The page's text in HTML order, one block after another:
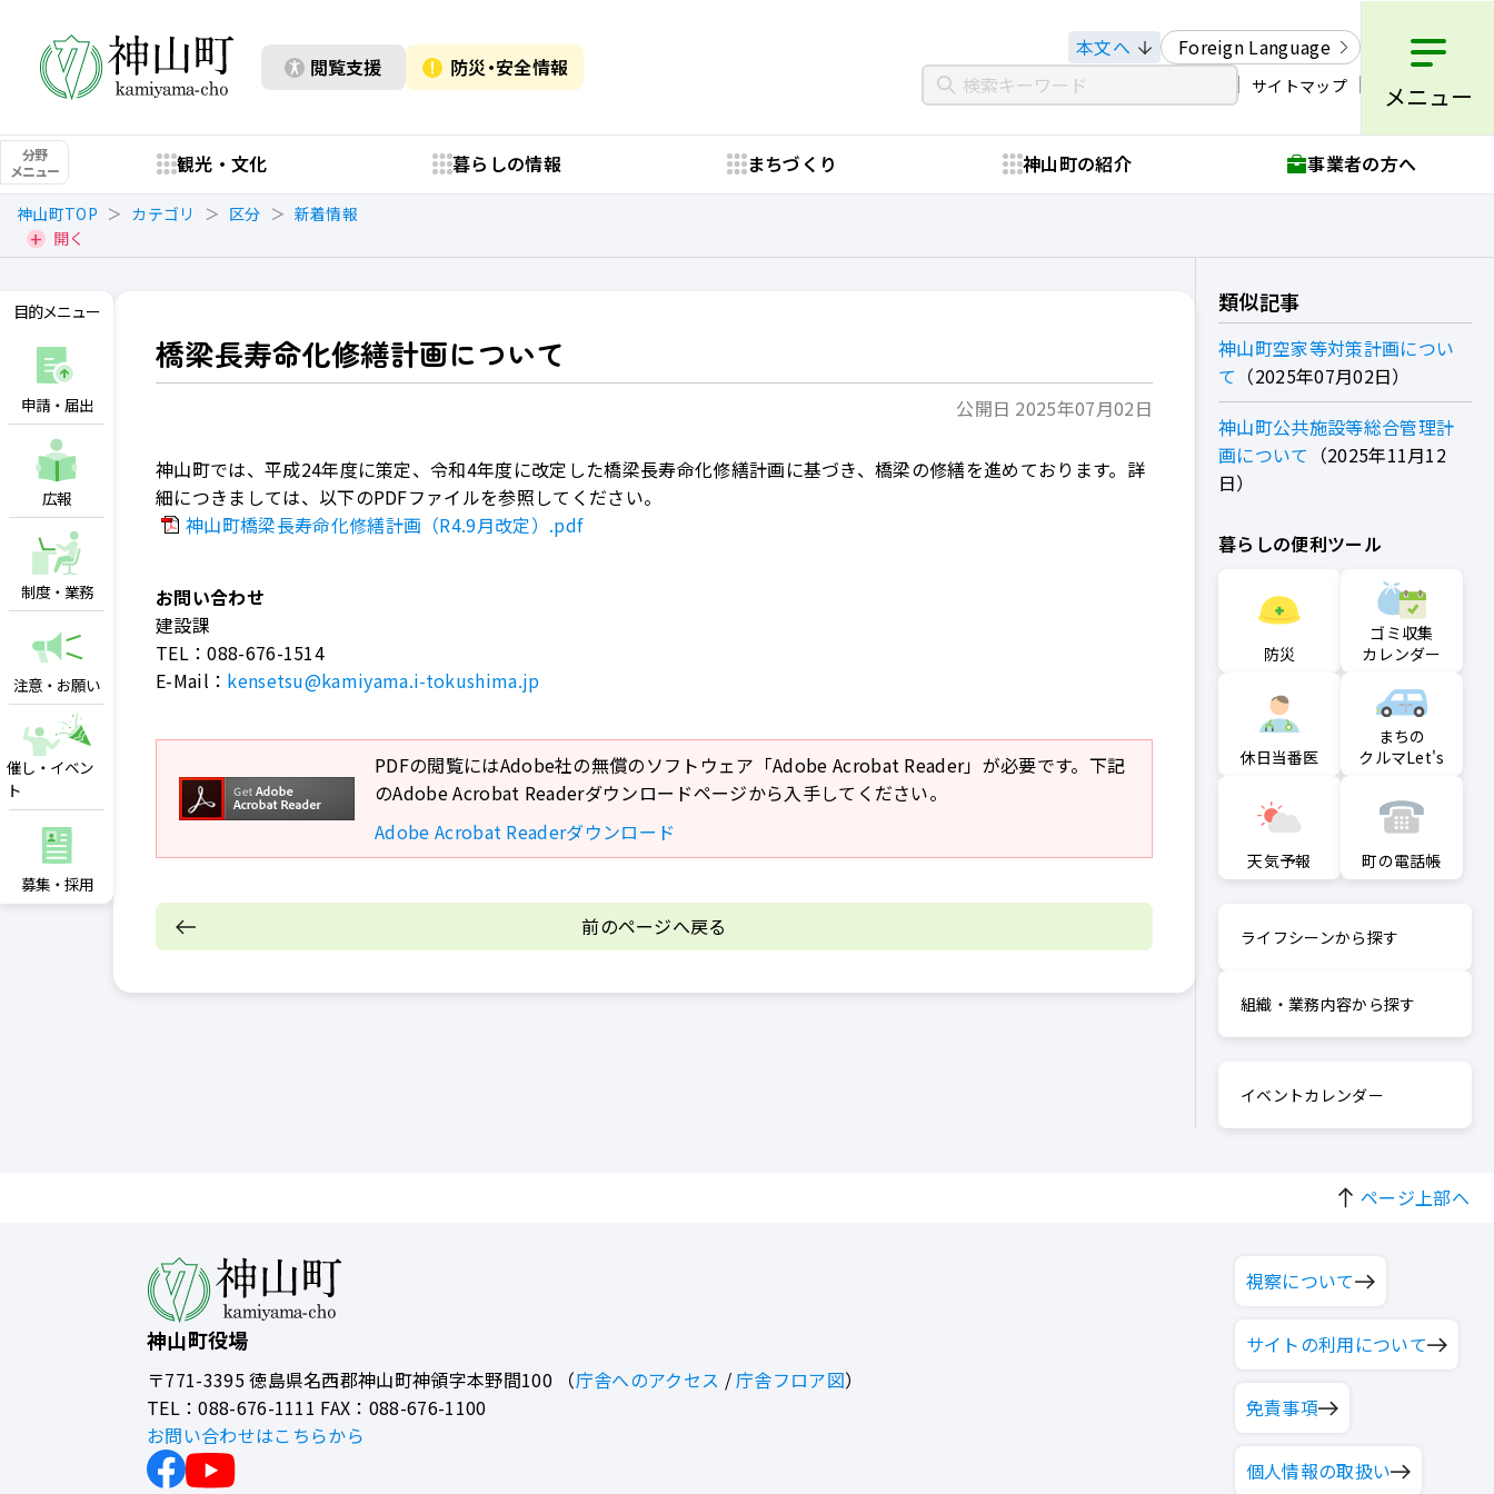
閲覧支援 防災・安全情報
本文へ Foreign Language
サイトマップ メニュー
分野
メニュー
観光・文化 暮らしの情報 まちづくり 神山町の紹介 事業者の方へ
神山町TOP カテゴリ 区分
新着情報
開く
目的メニュー
申請・届出
広報
制度・業務
注意・お願い
催し・イベン
ト
募集・採用
橋梁長寿命化修繕計画について
公開日 2025年07月02日
神山町では、平成24年度に策定、令和4年度に改定した橋梁長寿命化修繕計画に基づき、橋梁の修繕を進めております。詳
細につきましては、以下のPDFファイルを参照してください。
神山町橋梁長寿命化修繕計画（R4.9月改定）.pdf
お問い合わせ
建設課
TEL：088-676-1514
E-Mail： kensetsu@kamiyama.i-tokushima.jp
PDFの閲覧にはAdobe社の無償のソフトウェア「Adobe Acrobat Reader」が必要です。下記
のAdobe Acrobat Readerダウンロードページから入手してください。
Adobe Acrobat Readerダウンロード
前のページへ戻る
類似記事
神山町空家等対策計画につい
て
2025年07月02日
神山町公共施設等総合管理計
画について
2025年11月12
日
暮らしの便利ツール
防災
ゴミ収集
カレンダー
休日当番医
まちの
クルマLet's
天気予報 町の電話帳
ライフシーンから探す
組織・業務内容から探す
イベントカレンダー
ページ上部へ
神山町役場
〒771-3395徳島県名西郡神山町神領字本野間100 （庁舎へのアクセス /庁舎フロア図）
TEL：088-676-1111 FAX：088-676-1100
お問い合わせはこちらから
視察について
サイトの利用について
免責事項
個人情報の取扱い